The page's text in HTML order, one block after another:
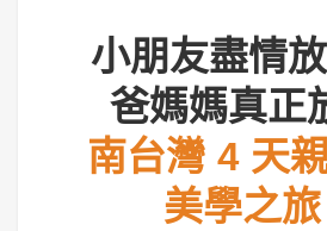
小朋友盡情
爸媽媽真正
南台灣 4 天
美學之